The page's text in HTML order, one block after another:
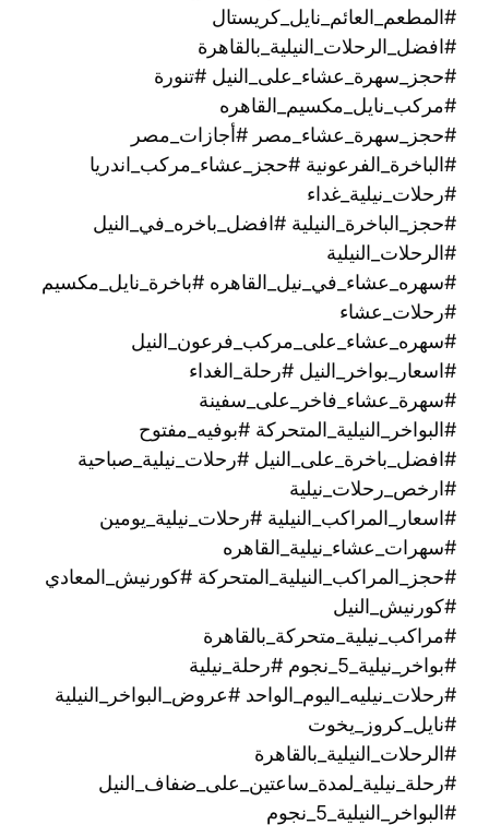
#المطعم_العائم_نايل_كريستال
#افضل_الرحلات_النيلية_بالقاهرة
#حجز_سهرة_عشاء_على_النيل #تنورة
#مركب_نايل_مكسيم_القاهره
#حجز_سهرة_عشاء_مصر #أجازات_مصر
#الباخرة_الفرعونية #حجز_عشاء_مركب_اندريا
#رحلات_نيلية_غداء
#حجز_الباخرة_النيلية #افضل_باخره_في_النيل
#الرحلات_النيلية
#سهره_عشاء_في_نيل_القاهره‏ #باخرة_نايل_مكسيم
#رحلات_عشاء
#سهره_عشاء_على_مركب_فرعون_النيل
#اسعار_بواخر_النيل #رحلة_الغداء
#سهرة_عشاء_فاخر_على_سفينة
#البواخر_النيلية_المتحركة #بوفيه_مفتوح
#افضل_باخرة_على_النيل #رحلات_نيلية_صباحية
#ارخص_رحلات_نيلية
#اسعار_المراكب_النيلية #رحلات_نيلية_يومين
#سهرات_عشاء_نيلية_القاهره
#حجز_المراكب_النيلية_المتحركة #كورنيش_المعادي
#كورنيش_النيل
#مراكب_نيلية_متحركة_بالقاهرة
#بواخر_نيلية_5_نجوم #رحلة_نيلية
#رحلات_نيليه_اليوم_الواحد #عروض_البواخر_النيلية
#نايل_كروز_يخوت
#الرحلات_النيلية_بالقاهرة
#رحلة_نيلية_لمدة_ساعتين_على_ضفاف_النيل
#البواخر_النيلية_5_نجوم